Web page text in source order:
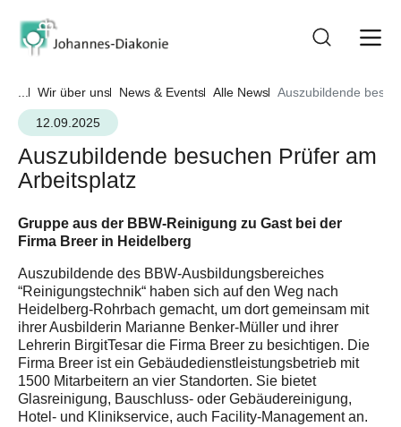
... Wir über uns News & Events Alle News Auszubildende
12.09.2025
Auszubildende besuchen Prüfer am
Arbeitsplatz
Gruppe aus der BBW-Reinigung zu Gast bei der
Firma Breer in Heidelberg
Auszubildende des BBW-Ausbildungsbereiches
“Reinigungstechnik“ haben sich auf den Weg nach
Heidelberg-Rohrbach gemacht, um dort gemeinsam mit
ihrer Ausbilderin Marianne Benker-Müller und ihrer
Lehrerin BirgitTesar die Firma Breer zu besichtigen. Die
Firma Breer ist ein Gebäudedienstleistungsbetrieb mit
1500 Mitarbeitern an vier Standorten. Sie bietet
Glasreinigung, Bauschluss- oder Gebäudereinigung,
Hotel- und Klinikservice, auch Facility-Management an.